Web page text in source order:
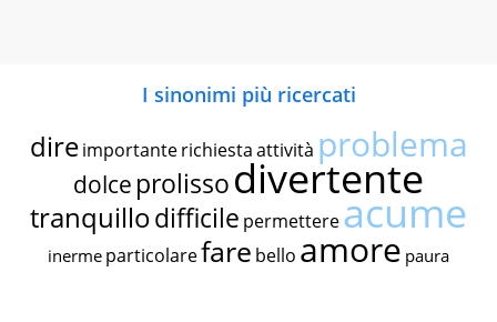
I sinonimi più ricercati
dire importante richiestaattività problema
dolce prolissodivertente
tranquillodifficile permettereacume
inerme particolarefare bello amore paura